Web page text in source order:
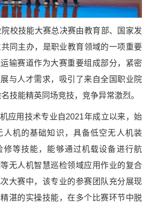
校技能大赛总决赛由教育部、国家发
同主办，是职业教育领域的一项重要
输赛道作为大赛重要组成部分，紧密
与人才需求，吸引了来自全国职业院
技能精英同场竞技，竞争异常激烈。
应用技术专业自2021年成立以来，始
人机的基础知识，具备低空无人机装
修等技能，能够通过机载设备进行航
无人机智慧巡检领域应用作业的复合
大赛中，该专业的参赛团队充分展现
湛的实操技能，在多个比赛环节中脱